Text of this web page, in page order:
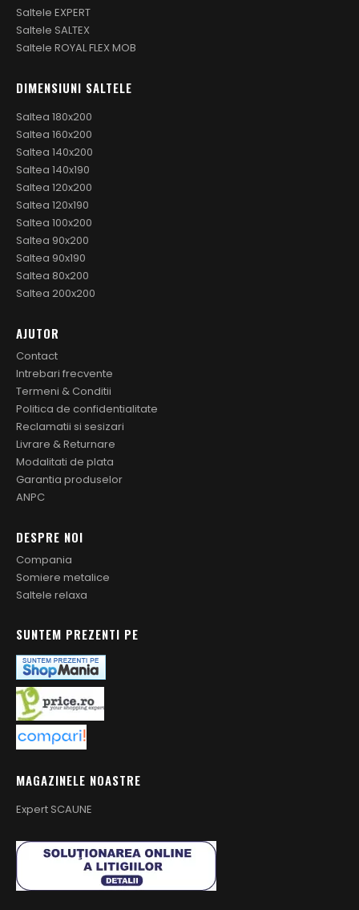
Saltele EXPERT
Saltele SALTEX
Saltele ROYAL FLEX MOB
DIMENSIUNI SALTELE
Saltea 180x200
Saltea 160x200
Saltea 140x200
Saltea 140x190
Saltea 120x200
Saltea 120x190
Saltea 100x200
Saltea 90x200
Saltea 90x190
Saltea 80x200
Saltea 200x200
AJUTOR
Contact
Intrebari frecvente
Termeni & Conditii
Politica de confidentialitate
Reclamatii si sesizari
Livrare & Returnare
Modalitati de plata
Garantia produselor
ANPC
DESPRE NOI
Compania
Somiere metalice
Saltele relaxa
SUNTEM PREZENTI PE
MAGAZINELE NOASTRE
Expert SCAUNE